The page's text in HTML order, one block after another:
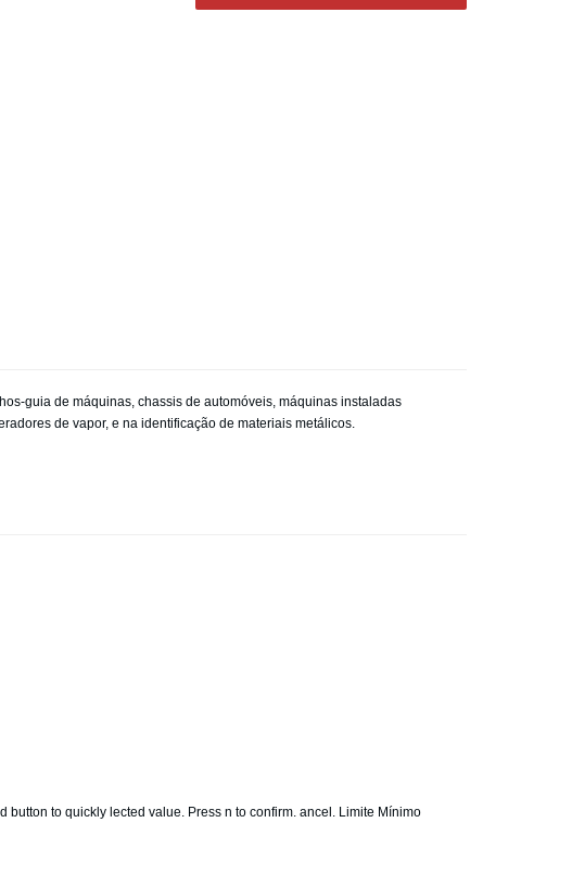
guia de máquinas, chassis de automóveis, máquinas instaladas
de vapor, e na identificação de materiais metálicos.
button to quickly lected value. Press n to confirm. ancel. Limite Mínimo